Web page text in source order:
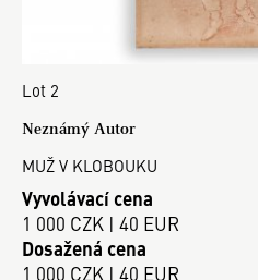
Lot 2
Neznámý Autor
MUŽ V KLOBOUKU
Vyvolávací cena
1 000 CZK | 40 EUR
Dosažená cena
1 000 CZK | 40 EUR